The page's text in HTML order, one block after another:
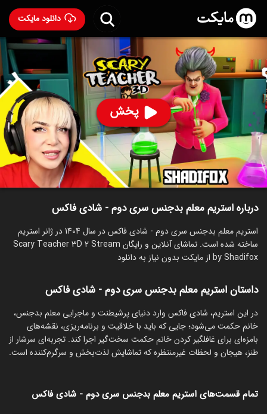
دانلود مایکت
پخش
استریم معلم بدجنس سری دوم - شادی فاکس ساخت 1404
۳۷۸ 95% شادی فاکس
ساخت ایران سال 1404
رده سنی ۱۳+
استریم
توضیحات قسمت‌ها سریال‌های مشابه
درباره استریم معلم بدجنس سری دوم - شادی فاکس
استریم معلم بدجنس سری دوم - شادی فاکس در سال 1404 در ژانر استریم
ساخته شده است. تماشای آنلاین و رایگان Scary Teacher 3D 2 Stream
by Shadifox از مایکت بدون نیاز به دانلود
داستان استریم معلم بدجنس سری دوم - شادی فاکس
‏در این استریم، شادی فاکس وارد دنیای پرشیطنت و ماجرایی معلم بدجنس،
خانم حکمت می‌شود؛ جایی که باید با خلاقیت و برنامه‌ریزی، نقشه‌های
بامزه‌ای برای غافلگیر کردن خانم حکمت سخت‌گیر اجرا کند. تجربه‌ای سرشار از
طنز، هیجان و لحظات غیرمنتظره که تماشایش لذت‌بخش و سرگرم‌کننده است.
تمام قسمت‌های استریم معلم بدجنس سری دوم - شادی فاکس